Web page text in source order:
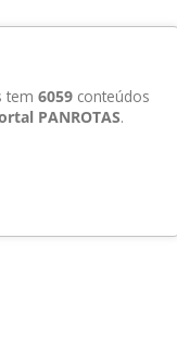
tem 6059 conteúdos
PANROTAS.